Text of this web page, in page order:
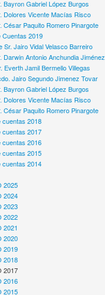
Bayron Gabriel López Burgos
Dolores Vicente Macías Risco
César Paquito Romero Pinargote
Cuentas 2019
Sr. Jairo Vidal Velasco Barreiro
Darwin Antonio Anchundia Jiménez
Everth Jamil Bermello Villegas
Jairo Segundo Jimenez Tovar
Bayron Gabriel López Burgos
Dolores Vicente Macías Risco
César Paquito Romero Pinargote
cuentas 2018
cuentas 2017
cuentas 2016
cuentas 2015
cuentas 2014
2025
2024
2023
2022
2021
2020
2019
2018
2017
2016
2015